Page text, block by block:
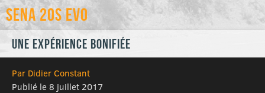
Sena 20S Evo
Une expérience bonifiée
Par Didier Constant
Publié le 8 juillet 2017